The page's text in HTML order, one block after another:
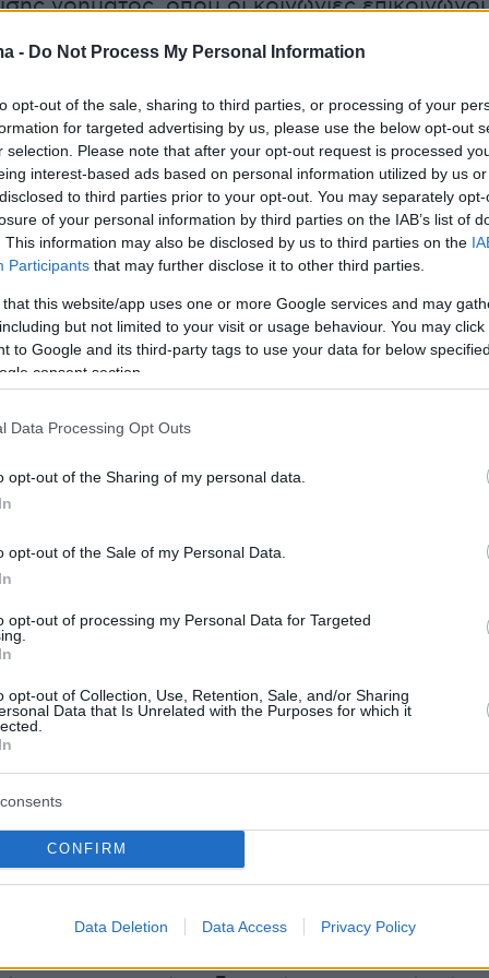
- Do Not Process My Personal Information
opt-out of the sale, sharing to third parties, or processing of your
for targeted advertising by us, please use the below opt-out
selection. Please note that after your opt-out request is processed
interest-based ads based on personal information utilized by us
to third parties prior to your opt-out. You may separately
of your personal information by third parties on the IAB’s list of
This information may also be disclosed by us to third parties on the
Participants that may further disclose it to other third parties.
that this website/app uses one or more Google services and may
but not limited to your visit or usage behaviour. You may
to Google and its third-party tags to use your data for below
consent section.
Data Processing Opt Outs
opt-out of the Sharing of my personal data.
opt-out of the Sale of my Personal Data.
opt-out of processing my Personal Data for Targeted
opt-out of Collection, Use, Retention, Sale, and/or Sharing
Data that Is Unrelated with the Purposes for which it
CONFIRM
Data Deletion Data Access Privacy Policy
νοήματος, όπου οι κοινωνίες
σκεφτούν μαζί» επισήμανε, ιδιαίτερα
του Ευρωπαϊκού Πολιτιστικού
στο Πάντειο Πανεπιστήμιο,Ανδρέας
πως σε αυτό τον τόπο «ακόμη και
άνθρωποι μπορούν να βγουν — έστω
τον συνηθισμένο ρυθμό του κόσμου και να
δε στις υποδομές του Ευρωπαϊκού
Κέντρου Δελφών, οι οποίες περιλαμβάνουν
και πάρκο γλυπτικής, σημείωσε πως
συντηρούνται από μόνα τους. Οι
επειδή έχουν παρελθόν. Επιβιώνουν
το Ευρωπαϊκό Πολιτιστικό Κέντρο Δελφών
νέα εποχή καθώς, όπως ανακοίνωσε ο
καθηγητής στο Harvard,
και η ανακαίνισης του συνεδριακού
από το Ταμείο Ανάκαμψης, και χάρη
τις ενέργειες της Υπουργού Πολιτισμού
την προεδρία του Ευρωπαϊκού
μου να ενισχύσω και να αναπτύξω